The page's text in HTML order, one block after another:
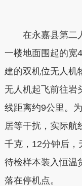
在永嘉县第二人
一楼地面围起的宽
建的双机位无人机
无人机起飞前往岩
线距离约9公里。
居等干扰，实际航
千克，12分钟后，
待检样本装入恒温
落在停机点。